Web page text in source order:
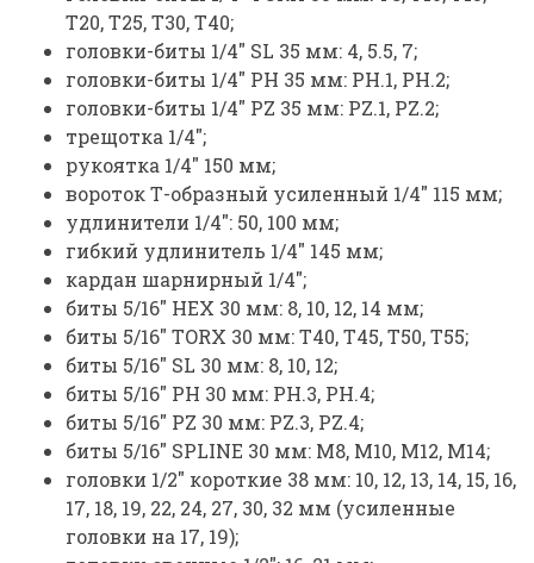
T20, T25, T30, Т40;
головки-биты 1/4" SL 35 мм: 4, 5.5, 7;
головки-биты 1/4" РН 35 мм: РН.1, РН.2;
головки-биты 1/4" PZ 35 мм: PZ.1, PZ.2;
трещотка 1/4";
рукоятка 1/4" 150 мм;
вороток Т-образный усиленный 1/4" 115 мм;
удлинители 1/4": 50, 100 мм;
гибкий удлинитель 1/4" 145 мм;
кардан шарнирный 1/4";
биты 5/16" HEX 30 мм: 8, 10, 12, 14 мм;
биты 5/16" TORX 30 мм: Т40, Т45, Т50, Т55;
биты 5/16" SL 30 мм: 8, 10, 12;
биты 5/16" PH 30 мм: PH.3, PH.4;
биты 5/16" PZ 30 мм: PZ.3, PZ.4;
биты 5/16" SPLINE 30 мм: M8, M10, M12, М14;
головки 1/2" короткие 38 мм: 10, 12, 13, 14, 15, 16,
17, 18, 19, 22, 24, 27, 30, 32 мм (усиленные
головки на 17, 19);